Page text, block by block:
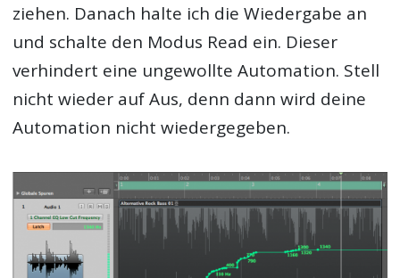
ziehen. Danach halte ich die Wiedergabe an
und schalte den Modus Read ein. Dieser
verhindert eine ungewollte Automation. Stell
nicht wieder auf Aus, denn dann wird deine
Automation nicht wiedergegeben.